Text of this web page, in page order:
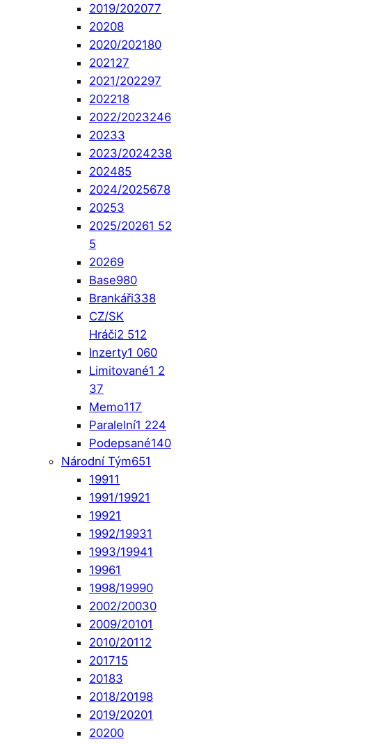
2019/202077
20208
2020/202180
202127
2021/202297
202218
2022/2023246
20233
2023/2024238
202485
2024/2025678
20253
2025/20261 52
5
20269
Base980
Brankáři338
CZ/SK
Hráči2 512
Inzerty1 060
Limitované1 2
37
Memo117
Paralelní1 224
Podepsané140
Národní Tým651
19911
1991/19921
19921
1992/19931
1993/19941
19961
1998/19990
2002/20030
2009/20101
2010/20112
201715
20183
2018/20198
2019/20201
20200